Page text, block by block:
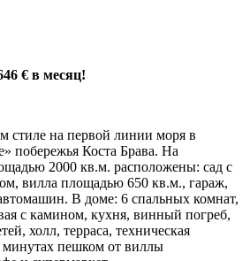
€ в месяц!
стиле на первой линии моря в
побережья Коста Брава. На
2000 кв.м. расположены: сад с
вилла площадью 650 кв.м., гараж,
В доме: 6 спальных комнат,
с камином, кухня, винный погреб,
холл, терраса, техническая
минутах пешком от виллы